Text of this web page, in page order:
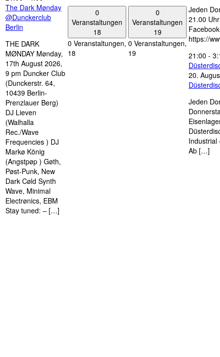
The Dark Mønday
@Dunckerclub
Berlin
THE DARK
MØNDAY Mønday,
17th August 2026,
9 pm Duncker Club
(Dunckerstr. 64,
10439 Berlin-
Prenzlauer Berg)
DJ Lieven
(Walhalla
Rec./Wave
Frequencies ) DJ
Markø König
(Angstpøp ) Gøth,
Pøst-Punk, New
Dark Cøld Synth
Wave, Minimal
Electrønics, EBM
Stay tuned: – […]
0
Veranstaltungen
18
0 Veranstaltungen,
18
0
Veranstaltungen
19
0 Veranstaltungen,
19
Jeden
21.00
https://
21:00 -
20.
Jeden
Industrial
Ab […]